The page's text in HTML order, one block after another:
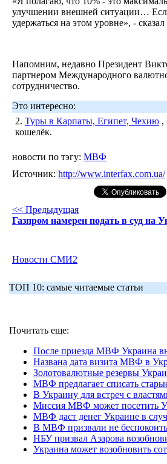
улучшении внешней ситуации…
удержаться на этом уровне», -
Напомним, недавно Президент
партнером Международного
сотрудничество.
Это интересно:
2. Туры в Карпаты, Египет, Чехию ,
кошелёк.
новости по тэгу: МВФ
Источник: http://www.interfax.com.ua/
<< Предыдущая
Газпром намерен подать в суд на
Новости СМИ2
ТОП 10: самые читаемые статьи
Почитать еще:
После приезда МВФ Украина
Названа дата визита МВФ в
Золотовалютные резервы
МВФ предлагает списать
В Украину для встреч с
Миссия МВФ может посетить
МВФ даст денег Украине в
В МВФ призвали не
НБУ призвал Азарова
Украина может возобновить